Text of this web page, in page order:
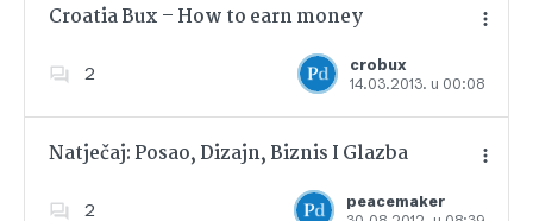
Croatia Bux – How to earn money
2
crobux
14.03.2013. u 00:08
Dodajte u favorite
Natječaj: Posao, Dizajn, Biznis I Glazba
2
peacemaker